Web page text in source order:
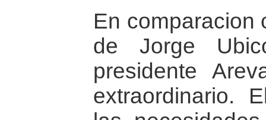
En comparacion
de Jorge
presidente
extraordinario.